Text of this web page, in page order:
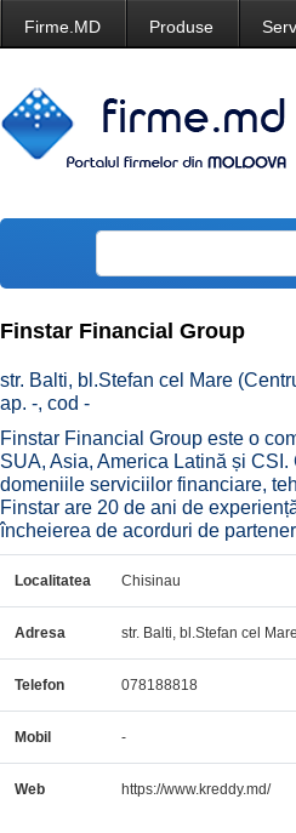
Firme.MD Produse
Finstar Financial Group
str. Balti, bl.Stefan cel Mare
ap. -, cod -
Finstar Financial Group este o
SUA, Asia, America Latină și
domeniile serviciilor financiare,
Finstar are 20 de ani de
încheierea de acorduri de
Localitatea Chisinau
Adresa str. Balti, bl.Stefan cel
Telefon 078188818
Mobil -
Web https://www.kreddy.md/